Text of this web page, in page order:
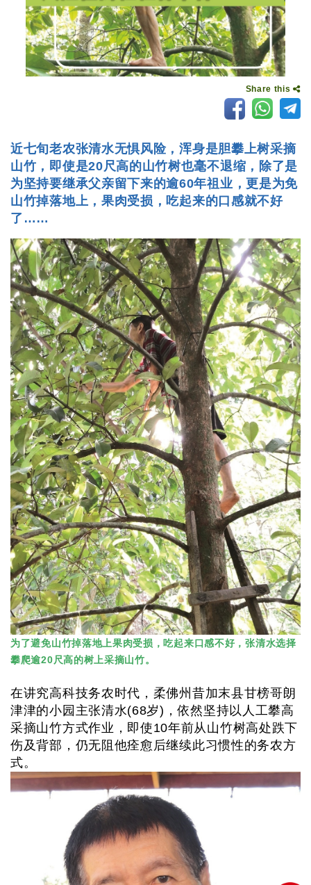
Share this
近七旬老农张清水无惧风险，浑身是胆攀上树采摘
山竹，即使是20尺高的山竹树也毫不退缩，除了是
为坚持要继承父亲留下来的逾60年祖业，更是为免
山竹掉落地上，果肉受损，吃起来的口感就不好
了……
为了避免山竹掉落地上果肉受损，吃起来口感不好，张清水选择
攀爬逾20尺高的树上采摘山竹。
在讲究高科技务农时代，柔佛州昔加末县甘榜哥朗
津津的小园主张清水(68岁)，依然坚持以人工攀高
采摘山竹方式作业，即使10年前从山竹树高处跌下
伤及背部，仍无阻他痊愈后继续此习惯性的务农方
式。